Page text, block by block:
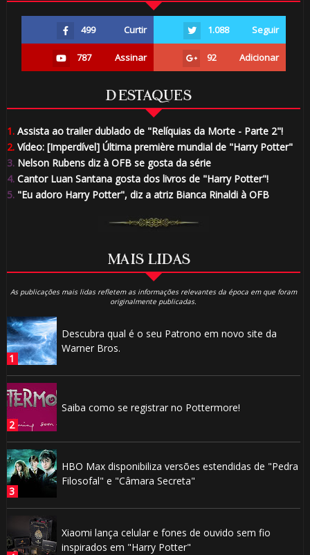
499 Curtir 1.088 Seguir
787 Assinar 92 Adicionar
DESTAQUES
1.Assista ao trailer dublado de "Relíquias da Morte - Parte 2"!
2.Vídeo: [Imperdível] Última première mundial de "Harry Potter"
3.Nelson Rubens diz à OFB se gosta da série
4.Cantor Luan Santana gosta dos livros de "Harry Potter"!
5."Eu adoro Harry Potter", diz a atriz Bianca Rinaldi à OFB
MAIS LIDAS
As publicações mais lidas refletem as informações relevantes da época em que foram
originalmente publicadas.
Descubra qual é o seu Patrono em novo site da
Warner Bros.
Saiba como se registrar no Pottermore!
HBO Max disponibiliza versões estendidas de "Pedra
Filosofal" e "Câmara Secreta"
Xiaomi lança celular e fones de ouvido sem fio
inspirados em "Harry Potter"